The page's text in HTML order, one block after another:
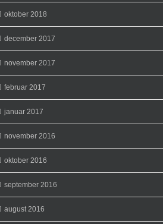
oktober 2018
december 2017
november 2017
februar 2017
januar 2017
november 2016
oktober 2016
september 2016
august 2016